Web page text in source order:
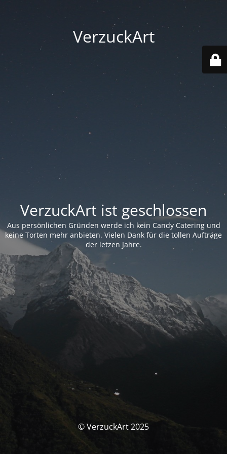
VerzuckArt
VerzuckArt ist geschlossen
Aus persönlichen Gründen werde ich kein Candy Catering und
keine Torten mehr anbieten. Vielen Dank für die tollen Aufträge
der letzen Jahre.
© VerzuckArt 2025